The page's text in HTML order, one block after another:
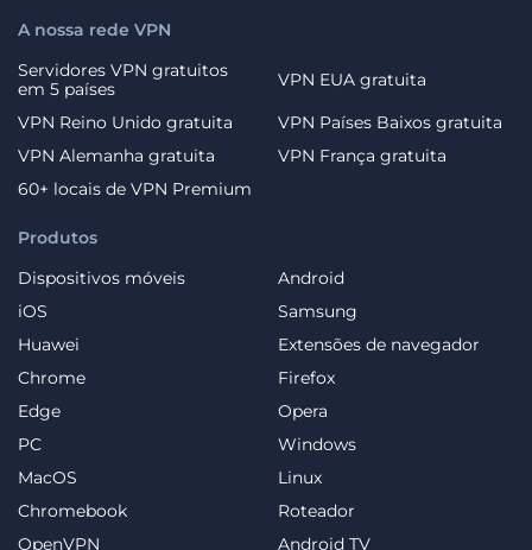
Produtos
Dispositivos móveis
Android
iOS
Samsung
Huawei
Extensões de navegador
Chrome
Firefox
Edge
Opera
PC
Windows
MacOS
Linux
Chromebook
Roteador
OpenVPN
Android TV
A nossa rede VPN
Servidores VPN gratuitos
em 5 países
VPN EUA gratuita
VPN Reino Unido gratuita
VPN Países Baixos gratuita
VPN Alemanha gratuita
VPN França gratuita
60+ locais de VPN Premium